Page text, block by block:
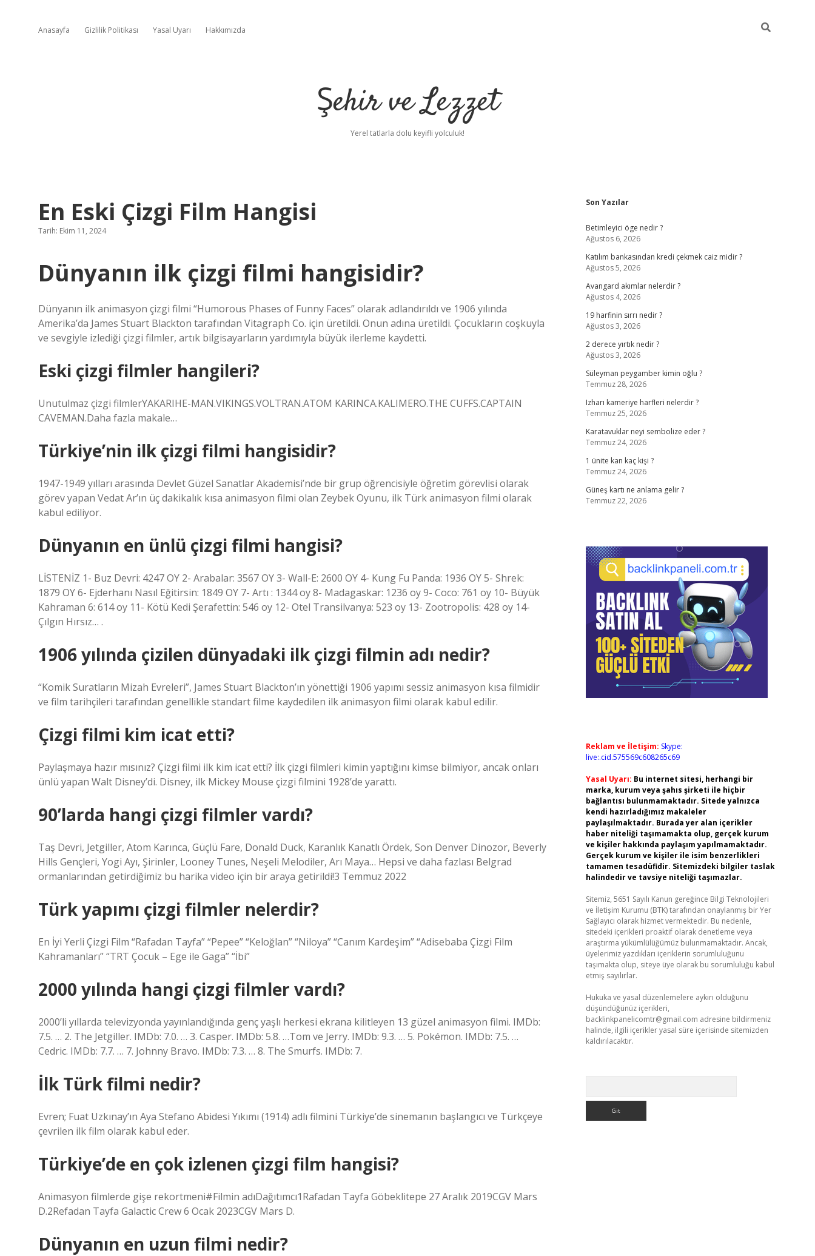
Anasayfa Gizlilik Politikası Yasal Uyarı Hakkımızda
Şehir ve Lezzet
Yerel tatlarla dolu keyifli yolculuk!
En Eski Çizgi Film Hangisi
Tarih: Ekim 11, 2024
Dünyanın ilk çizgi filmi hangisidir?
Dünyanın ilk animasyon çizgi filmi “Humorous Phases of Funny Faces” olarak adlandırıldı ve 1906 yılında
Amerika’da James Stuart Blackton tarafından Vitagraph Co. için üretildi. Onun adına üretildi. Çocukların coşkuyla
ve sevgiyle izlediği çizgi filmler, artık bilgisayarların yardımıyla büyük ilerleme kaydetti.
Eski çizgi filmler hangileri?
Unutulmaz çizgi filmlerYAKARIHE-MAN.VIKINGS.VOLTRAN.ATOM KARINCA.KALIMERO.THE CUFFS.CAPTAIN
CAVEMAN.Daha fazla makale…
Türkiye’nin ilk çizgi filmi hangisidir?
1947-1949 yılları arasında Devlet Güzel Sanatlar Akademisi’nde bir grup öğrencisiyle öğretim görevlisi olarak
görev yapan Vedat Ar’ın üç dakikalık kısa animasyon filmi olan Zeybek Oyunu, ilk Türk animasyon filmi olarak
kabul ediliyor.
Dünyanın en ünlü çizgi filmi hangisi?
LİSTENİZ 1- Buz Devri: 4247 OY 2- Arabalar: 3567 OY 3- Wall-E: 2600 OY 4- Kung Fu Panda: 1936 OY 5- Shrek:
1879 OY 6- Ejderhanı Nasıl Eğitirsin: 1849 OY 7- Artı : 1344 oy 8- Madagaskar: 1236 oy 9- Coco: 761 oy 10- Büyük
Kahraman 6: 614 oy 11- Kötü Kedi Şerafettin: 546 oy 12- Otel Transilvanya: 523 oy 13- Zootropolis: 428 oy 14-
Çılgın Hırsız… .
1906 yılında çizilen dünyadaki ilk çizgi filmin adı nedir?
“Komik Suratların Mizah Evreleri”, James Stuart Blackton’ın yönettiği 1906 yapımı sessiz animasyon kısa filmidir
ve film tarihçileri tarafından genellikle standart filme kaydedilen ilk animasyon filmi olarak kabul edilir.
Çizgi filmi kim icat etti?
Paylaşmaya hazır mısınız? Çizgi filmi ilk kim icat etti? İlk çizgi filmleri kimin yaptığını kimse bilmiyor, ancak onları
ünlü yapan Walt Disney’di. Disney, ilk Mickey Mouse çizgi filmini 1928’de yarattı.
90’larda hangi çizgi filmler vardı?
Taş Devri, Jetgiller, Atom Karınca, Güçlü Fare, Donald Duck, Karanlık Kanatlı Ördek, Son Denver Dinozor, Beverly
Hills Gençleri, Yogi Ayı, Şirinler, Looney Tunes, Neşeli Melodiler, Arı Maya… Hepsi ve daha fazlası Belgrad
ormanlarından getirdiğimiz bu harika video için bir araya getirildi!3 Temmuz 2022
Türk yapımı çizgi filmler nelerdir?
En İyi Yerli Çizgi Film “Rafadan Tayfa” “Pepee” “Keloğlan” “Niloya” “Canım Kardeşim” “Adisebaba Çizgi Film
Kahramanları” “TRT Çocuk – Ege ile Gaga” “İbi”
2000 yılında hangi çizgi filmler vardı?
2000’li yıllarda televizyonda yayınlandığında genç yaşlı herkesi ekrana kilitleyen 13 güzel animasyon filmi. IMDb:
7.5. … 2. The Jetgiller. IMDb: 7.0. … 3. Casper. IMDb: 5.8. …Tom ve Jerry. IMDb: 9.3. … 5. Pokémon. IMDb: 7.5. …
Cedric. IMDb: 7.7. … 7. Johnny Bravo. IMDb: 7.3. … 8. The Smurfs. IMDb: 7.
İlk Türk filmi nedir?
Evren; Fuat Uzkınay’ın Aya Stefano Abidesi Yıkımı (1914) adlı filmini Türkiye’de sinemanın başlangıcı ve Türkçeye
çevrilen ilk film olarak kabul eder.
Türkiye’de en çok izlenen çizgi film hangisi?
Animasyon filmlerde gişe rekortmeni#Filmin adıDağıtımcı1Rafadan Tayfa Göbeklitepe 27 Aralık 2019CGV Mars
D.2Refadan Tayfa Galactic Crew 6 Ocak 2023CGV Mars D.
Dünyanın en uzun filmi nedir?
Sidebar
Son Yazılar
Betimleyici öge nedir ?
Ağustos 6, 2026
Katılım bankasından kredi çekmek caiz midir ?
Ağustos 5, 2026
Avangard akımlar nelerdir ?
Ağustos 4, 2026
19 harfinin sırrı nedir ?
Ağustos 3, 2026
2 derece yırtık nedir ?
Ağustos 3, 2026
Süleyman peygamber kimin oğlu ?
Temmuz 28, 2026
Izharı kameriye harfleri nelerdir ?
Temmuz 25, 2026
Karatavuklar neyi sembolize eder ?
Temmuz 24, 2026
1 ünite kan kaç kişi ?
Temmuz 24, 2026
Güneş kartı ne anlama gelir ?
Temmuz 22, 2026
Reklam ve İletişim: Skype:
live:.cid.575569c608265c69
Yasal Uyarı: Bu internet sitesi, herhangi bir
marka, kurum veya şahıs şirketi ile hiçbir
bağlantısı bulunmamaktadır. Sitede yalnızca
kendi hazırladığımız makaleler
paylaşılmaktadır. Burada yer alan içerikler
haber niteliği taşımamakta olup, gerçek kurum
ve kişiler hakkında paylaşım yapılmamaktadır.
Gerçek kurum ve kişiler ile isim benzerlikleri
tamamen tesadüfidir. Sitemizdeki bilgiler taslak
halindedir ve tavsiye niteliği taşımazlar.
Sitemiz, 5651 Sayılı Kanun gereğince Bilgi Teknolojileri
ve İletişim Kurumu (BTK) tarafından onaylanmış bir Yer
Sağlayıcı olarak hizmet vermektedir. Bu nedenle,
sitedeki içerikleri proaktif olarak denetleme veya
araştırma yükümlülüğümüz bulunmamaktadır. Ancak,
üyelerimiz yazdıkları içeriklerin sorumluluğunu
taşımakta olup, siteye üye olarak bu sorumluluğu kabul
etmiş sayılırlar.
Hukuka ve yasal düzenlemelere aykırı olduğunu
düşündüğünüz içerikleri,
backlinkpanelicomtr@gmail.com adresine bildirmeniz
halinde, ilgili içerikler yasal süre içerisinde sitemizden
kaldırılacaktır.